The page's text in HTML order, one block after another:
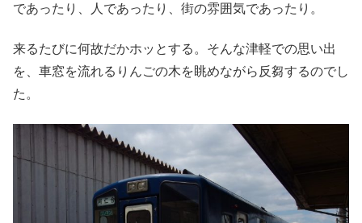
であったり、人であったり、街の雰囲気であったり。
来るたびに何故だかホッとする。そんな津軽での思い出
を、車窓を流れるりんごの木を眺めながら反芻するのでし
た。